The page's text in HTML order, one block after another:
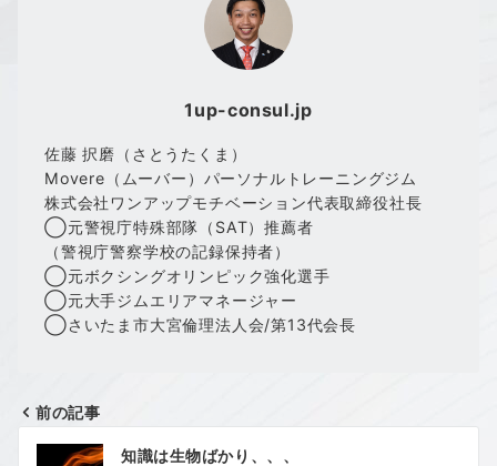
1up-consul.jp
佐藤 択磨（さとうたくま）
Movere（ムーバー）パーソナルトレーニングジム
株式会社ワンアップモチベーション代表取締役社長
◯元警視庁特殊部隊（SAT）推薦者
（警視庁警察学校の記録保持者）
◯元ボクシングオリンピック強化選手
◯元大手ジムエリアマネージャー
◯さいたま市大宮倫理法人会/第13代会長
投
前の記事
知識は生物ばかり、、、